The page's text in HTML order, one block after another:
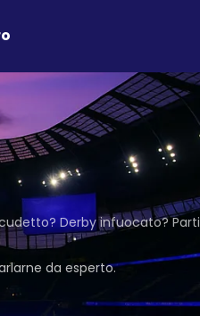
Derby infuocato?
da esperto.